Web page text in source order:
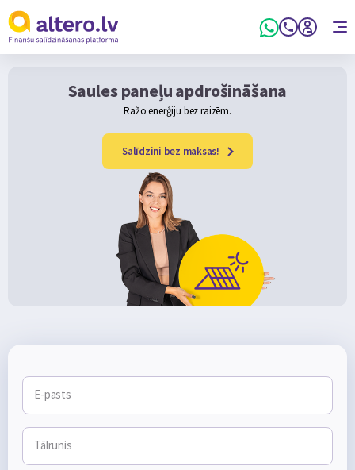
Saules paneļu apdrošināšana
Ražo enerģiju bez raizēm.
Salīdzini bez maksas!
E-pasts
Tālrunis